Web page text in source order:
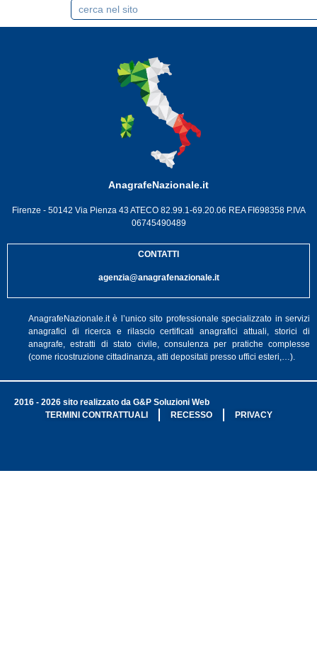
AnagrafeNazionale.it
Firenze - 50142 Via Pienza 43 ATECO 82.99.1-69.20.06 REA FI698358 P.IVA
06745490489
CONTATTI
agenzia@anagrafenazionale.it
AnagrafeNazionale.it è l’unico sito professionale specializzato in servizi
anagrafici di ricerca e rilascio certificati anagrafici attuali, storici di
anagrafe, estratti di stato civile, consulenza per pratiche complesse
(come ricostruzione cittadinanza, atti depositati presso uffici esteri,…).
2016 - 2026 sito realizzato da G&P Soluzioni Web
TERMINI CONTRATTUALI
RECESSO PRIVACY